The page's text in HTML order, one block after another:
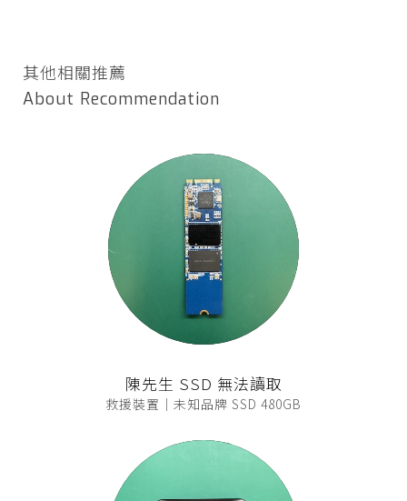
其他相關推薦
About Recommendation
陳先生 SSD 無法讀取
救援裝置｜未知品牌 SSD 480GB